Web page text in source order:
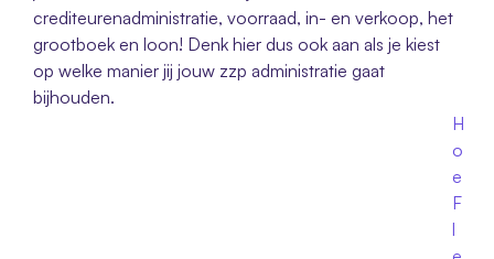
crediteurenadministratie, voorraad, in- en verkoop, het
grootboek en loon! Denk hier dus ook aan als je kiest
op welke manier jij jouw zzp administratie gaat
bijhouden.
H
o
e
F
l